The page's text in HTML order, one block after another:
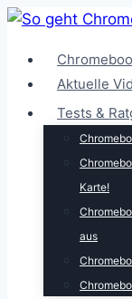
Zum
springen
Aktuelle
Tests &
Karte!
aus